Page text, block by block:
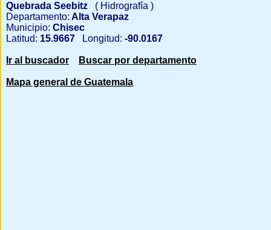
Quebrada Seebitz
( Hidrografía )
Departamento: Alta Verapaz
Municipio: Chisec
Latitud: 15.9667 Longitud: -90.0167
Ir al buscador Buscar por departamento
Mapa general de Guatemala